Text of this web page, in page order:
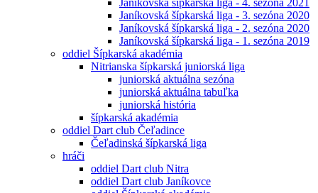
Janíkovská šípkarská liga - 4. sezóna 2021
Janíkovská šípkarská liga - 3. sezóna 2020
Janíkovská šípkarská liga - 2. sezóna 2020
Janíkovská šípkarská liga - 1. sezóna 2019
oddiel Šípkarská akadémia
Nitrianska šípkarská juniorská liga
juniorská aktuálna sezóna
juniorská aktuálna tabuľka
juniorská história
šípkarská akadémia
oddiel Dart club Čeľadince
Čeľadinská šípkarská liga
hráči
oddiel Dart club Nitra
oddiel Dart club Janíkovce